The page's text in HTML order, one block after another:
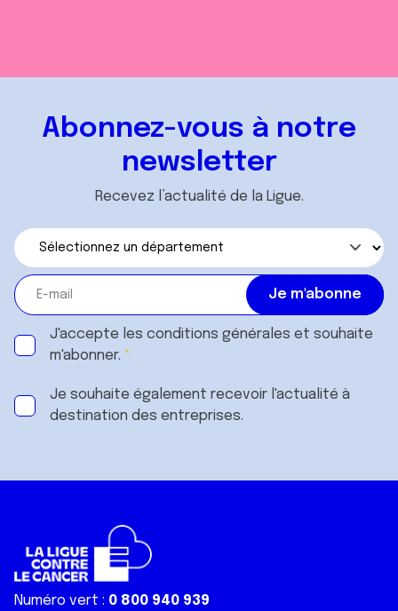
Abonnez-vous à notre
newsletter
Recevez l’actualité de la Ligue.
J'accepte les conditions générales et souhaite
m'abonner.
Je souhaite également recevoir l'actualité à
destination des entreprises.
Numéro vert : 0 800 940 939